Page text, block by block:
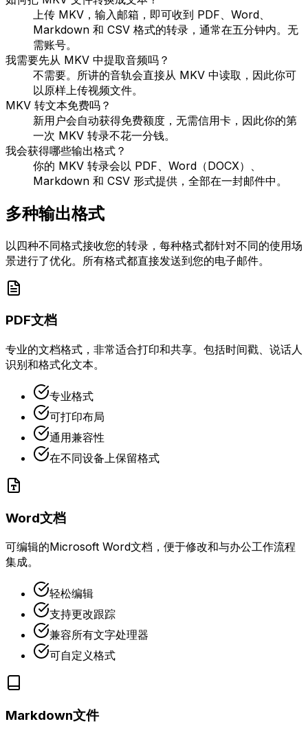
上传 MKV，输入邮箱，即可收到 PDF、Word、
Markdown 和 CSV 格式的转录，通常在五分钟内。无
需账号。
我需要先从 MKV 中提取音频吗？
不需要。所讲的音轨会直接从 MKV 中读取，因此你可
以原样上传视频文件。
MKV 转文本免费吗？
新用户会自动获得免费额度，无需信用卡，因此你的第
一次 MKV 转录不花一分钱。
我会获得哪些输出格式？
你的 MKV 转录会以 PDF、Word（DOCX）、
Markdown 和 CSV 形式提供，全部在一封邮件中。
多种输出格式
以四种不同格式接收您的转录，每种格式都针对不同的使用场
景进行了优化。所有格式都直接发送到您的电子邮件。
PDF文档
专业的文档格式，非常适合打印和共享。包括时间戳、说话人
识别和格式化文本。
专业格式
可打印布局
通用兼容性
在不同设备上保留格式
Word文档
可编辑的Microsoft Word文档，便于修改和与办公工作流程
集成。
轻松编辑
支持更改跟踪
兼容所有文字处理器
可自定义格式
Markdown文件